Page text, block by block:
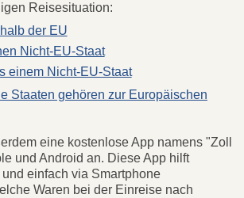
Reisesituation:
der EU
Nicht-EU-Staat
einem Nicht-EU-Staat
Staaten gehören zur Europäischen
eine kostenlose App namens "Zoll
und Android an. Diese App hilft
einfach via Smartphone
Waren bei der Einreise nach